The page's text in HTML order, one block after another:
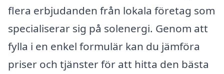
flera erbjudanden från lokala företag som
specialiserar sig på solenergi. Genom att
fylla i en enkel formulär kan du jämföra
priser och tjänster för att hitta den bästa